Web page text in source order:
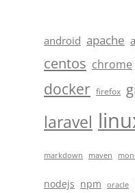
android apache
centos chrome
docker firefox
laravel
markdown maven
nodejs npm oracle